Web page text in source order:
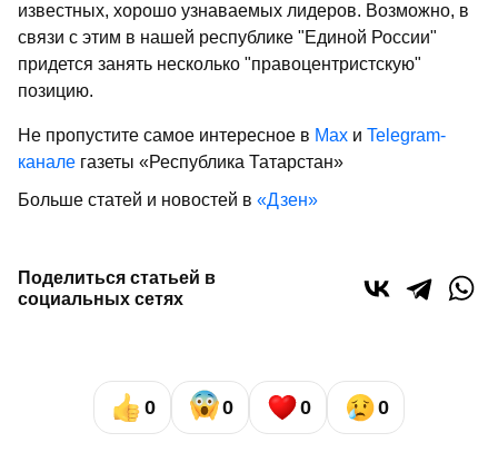
известных, хорошо узнаваемых лидеров. Возможно, в
связи с этим в нашей республике "Единой России"
придется занять несколько "правоцентристскую"
позицию.
Не пропустите самое интересное в Max и Telegram-
канале газеты «Республика Татарстан»
Больше статей и новостей в «Дзен»
Поделиться статьей в
социальных сетях
0 0 0 0